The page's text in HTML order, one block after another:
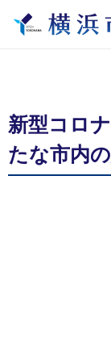
新型コロ
たな市内